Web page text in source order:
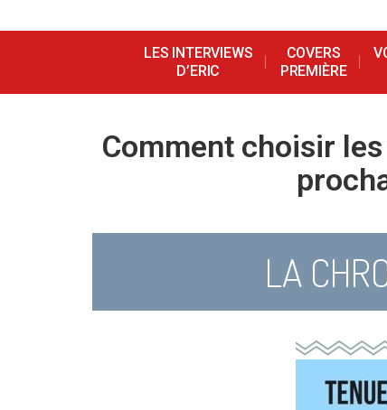
LES INTERVIEWS
D’ERIC
COVERS
PREMIÈRE
Comment choisir
LA